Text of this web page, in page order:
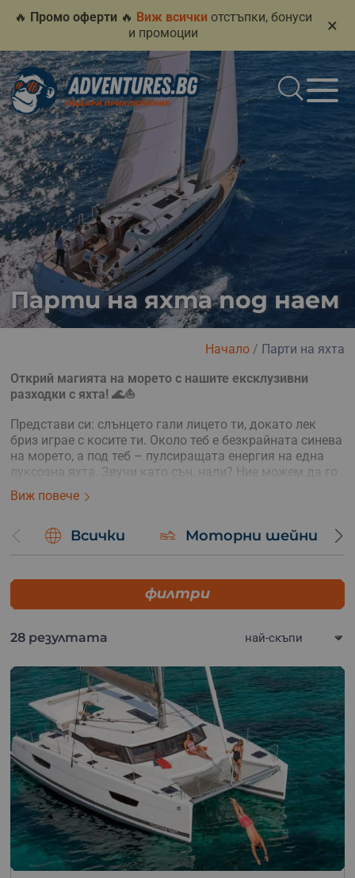
🔥 Промо оферти 🔥 Виж всички отстъпки, бонуси
и промоции
×
Парти на яхта под наем
Открий магията на морето с нашите ексклузивни
разходки с яхта! 🌊⛵
Представи си: слънцето гали лицето ти, докато лек
бриз играе с косите ти. Около теб е безкрайната синева
на морето, а под теб – пулсиращата енергия на една
луксозна яхта. Звучи като сън, нали? Ние можем да го
превърнем в реалност!
Избери сред разнообразните ни предложения за
или просто да се потопиш в красотите на морето, ние
Търсиш уникално място за следващото си събитие или
идеалният избор за незабравими моменти сред
приятели или семейство. От рожден ден до фирмено
партито – ние ще се погрижим за всеки детайл, за да се
насладиш на перфектната атмосфера.
Виж повече
Начало / Парти на яхта
Всички Моторни шейни
филтри
28 резултата